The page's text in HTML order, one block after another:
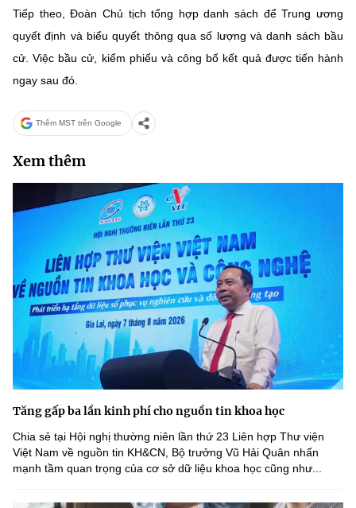
Tiếp theo, Đoàn Chủ tịch tổng hợp danh sách để Trung ương
quyết định và biểu quyết thông qua số lượng và danh sách bầu
cử. Việc bầu cử, kiểm phiếu và công bố kết quả được tiến hành
ngay sau đó.
Thêm MST trên Google
Xem thêm
Tăng gấp ba lần kinh phí cho nguồn tin khoa học
Chia sẻ tại Hội nghị thường niên lần thứ 23 Liên hợp Thư viện
Việt Nam về nguồn tin KH&CN, Bộ trưởng Vũ Hải Quân nhấn
mạnh tầm quan trọng của cơ sở dữ liệu khoa học cũng như...